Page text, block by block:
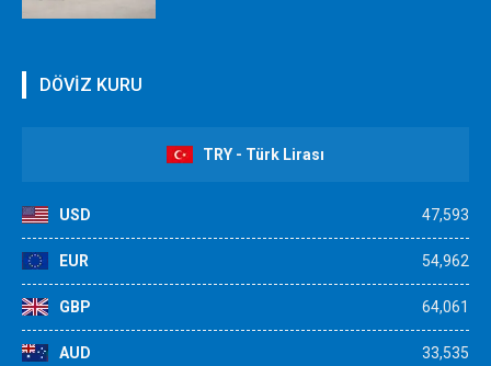
DÖVİZ KURU
TRY - Türk Lirası
USD 47,593
EUR 54,962
GBP 64,061
AUD 33,535